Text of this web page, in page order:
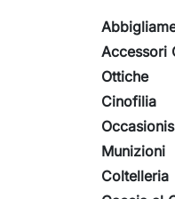
Accessori
Ottiche
Cinofilia
Munizioni
Coltelleria